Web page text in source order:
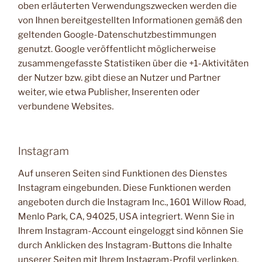
oben erläuterten Verwendungszwecken werden die
von Ihnen bereitgestellten Informationen gemäß den
geltenden Google-Datenschutzbestimmungen
genutzt. Google veröffentlicht möglicherweise
zusammengefasste Statistiken über die +1-Aktivitäten
der Nutzer bzw. gibt diese an Nutzer und Partner
weiter, wie etwa Publisher, Inserenten oder
verbundene Websites.
Instagram
Auf unseren Seiten sind Funktionen des Dienstes
Instagram eingebunden. Diese Funktionen werden
angeboten durch die Instagram Inc., 1601 Willow Road,
Menlo Park, CA, 94025, USA integriert. Wenn Sie in
Ihrem Instagram-Account eingeloggt sind können Sie
durch Anklicken des Instagram-Buttons die Inhalte
unserer Seiten mit Ihrem Instagram-Profil verlinken.